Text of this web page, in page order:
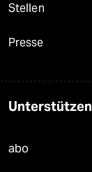
Stellen
Presse
Unterstützen
abo